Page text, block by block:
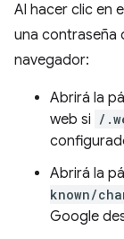
Al hacer clic en
una contraseña
navegador:
Abrirá la
web si /
Abrirá la
known/
Google